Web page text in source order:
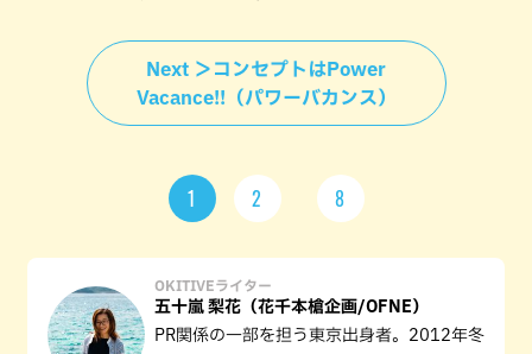
Next ＞コンセプトはPower
Vacance!!（パワーバカンス）
1 2 8
OKITIVEライター
五十嵐 梨花（花千本槍企画/OFNE）
PR関係の一部を担う東京出身者。2012年冬